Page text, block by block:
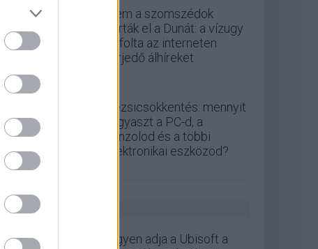
Nem a szomszédok
zárták el a Dunát: a vízügy
cáfolta az interneten
terjedő álhíreket
Rezsicsökkentés: mennyit
fogyaszt a PC-d, a
konzolod és a többi
elektronikai eszközöd?
GS HÍREK
Ingyen adja a Ubisoft a